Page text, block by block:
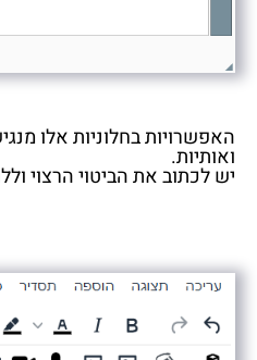
האפשרויות בחלוניות אלו
ואותיות.
יש לכתוב את הביטוי הרצוי